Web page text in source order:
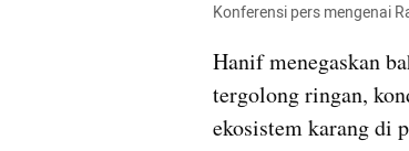
Konferensi pers mengenai
Hanif menegaskan
tergolong ringan,
ekosistem karang di